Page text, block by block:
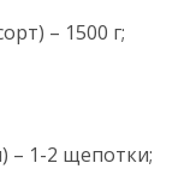
– 1500 г;
– 1-2 щепотки;